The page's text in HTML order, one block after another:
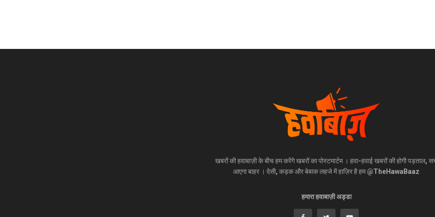
खबरों की हवाबाज़ी के बीच हम करेंगे खबरों का पोस्टमार्टम । हवा-हवाई खबरों की होगी पड़ताल,
आएगा बाहर । देसी, कड़क और बेबाक लहजे में हाज़िर है हम @TheHawaBaaz
हमारा हवाबाज़ी अड्डा